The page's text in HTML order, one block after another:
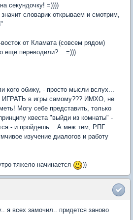
секундочку! =))))
словарик открываем и смотрим,
от Кламата (совсем рядом)
еще переводили?... =)))
кого обижу, - просто мысли вслух...
ИГРАТЬ в игры самому??? ИМХО, не
Могу себе представить, только
квеста "выйди из комнаты" -
- и пройдешь... А меж тем, РПГ
изучение диалогов и работу
тяжело начинается ))
я всех замочил.. придется заново